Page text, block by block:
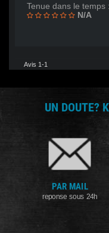
Tenue dans le temps :
N/A
Avis 1-1
UN DOUTE?
PAR MAIL
reponse sous 24h